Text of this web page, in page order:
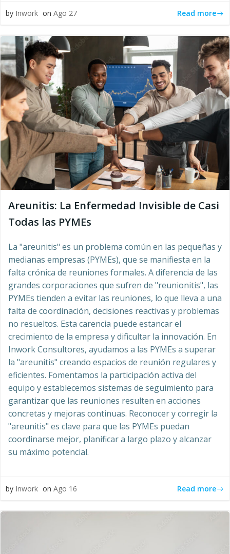
by Inwork on Ago 27 Read more
Areunitis: La Enfermedad Invisible de Casi
Todas las PYMEs
La "areunitis" es un problema común en las pequeñas y
medianas empresas (PYMEs), que se manifiesta en la
falta crónica de reuniones formales. A diferencia de las
grandes corporaciones que sufren de "reunionitis", las
PYMEs tienden a evitar las reuniones, lo que lleva a una
falta de coordinación, decisiones reactivas y problemas
no resueltos. Esta carencia puede estancar el
crecimiento de la empresa y dificultar la innovación. En
Inwork Consultores, ayudamos a las PYMEs a superar
la "areunitis" creando espacios de reunión regulares y
eficientes. Fomentamos la participación activa del
equipo y establecemos sistemas de seguimiento para
garantizar que las reuniones resulten en acciones
concretas y mejoras continuas. Reconocer y corregir la
"areunitis" es clave para que las PYMEs puedan
coordinarse mejor, planificar a largo plazo y alcanzar
su máximo potencial.
by Inwork on Ago 16 Read more